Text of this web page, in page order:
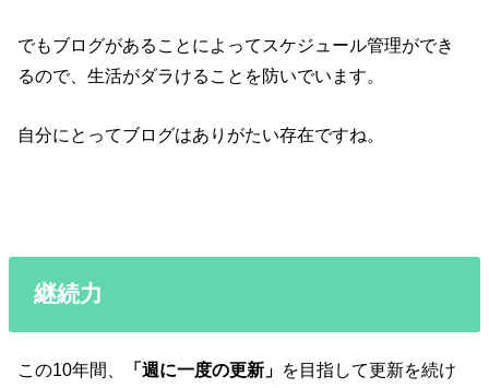
でもブログがあることによってスケジュール管理ができ
るので、生活がダラけることを防いでいます。
自分にとってブログはありがたい存在ですね。
継続力
この10年間、 「週に一度の更新」 を目指して更新を続け